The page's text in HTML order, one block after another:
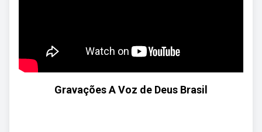
Gravações A Voz de Deus Brasil